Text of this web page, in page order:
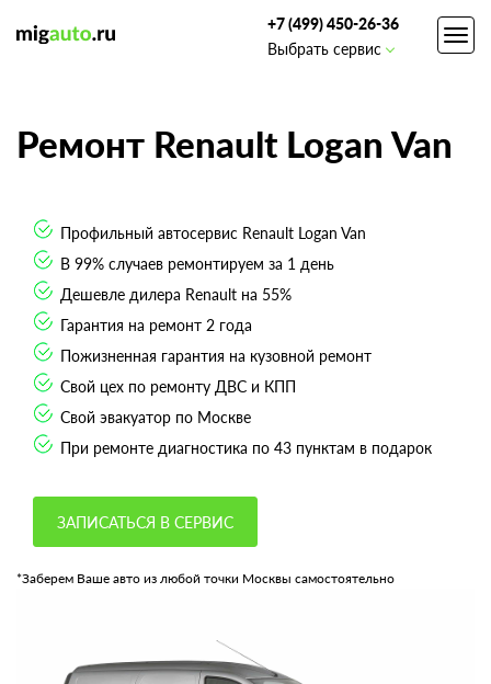
+7 (499) 450-26-36
Выбрать сервис
Ремонт Renault Logan Van
Профильный автосервис Renault Logan Van
В 99% случаев ремонтируем за 1 день
Дешевле дилера Renault на 55%
Гарантия на ремонт 2 года
Пожизненная гарантия на кузовной ремонт
Свой цех по ремонту ДВС и КПП
Свой эвакуатор по Москве
При ремонте диагностика по 43 пунктам в подарок
ЗАПИСАТЬСЯ В СЕРВИС
*Заберем Ваше авто из любой точки Москвы самостоятельно